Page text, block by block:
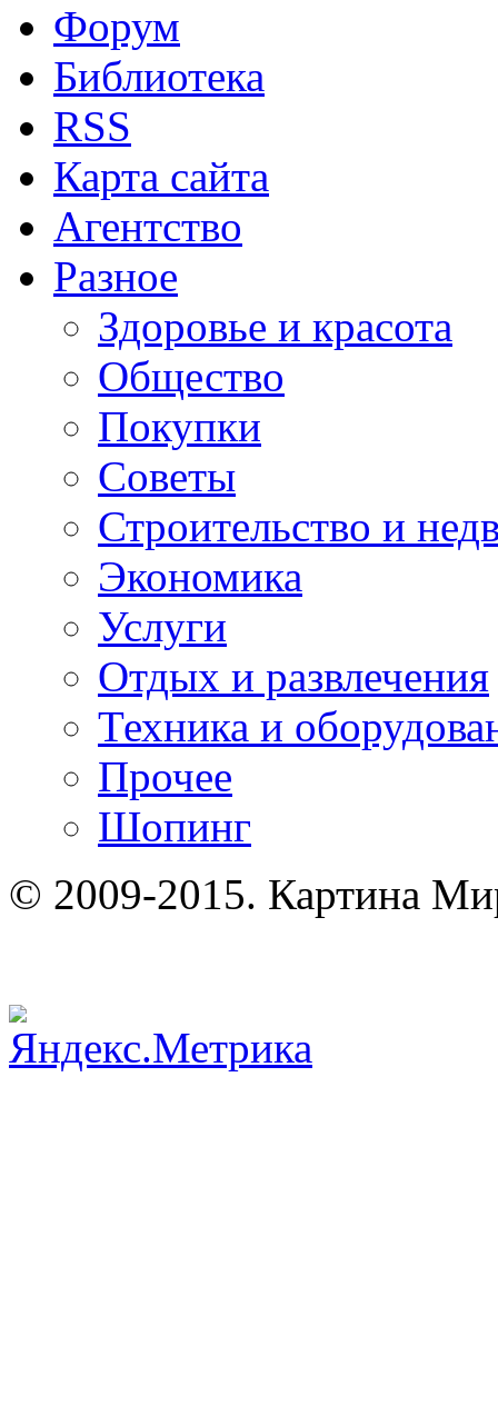
Форум
Библиотека
RSS
Карта сайта
Агентство
Разное
Здоровье и красота
Общество
Покупки
Советы
Строительство и
Экономика
Услуги
Отдых и развлечения
Техника и
Прочее
Шопинг
© 2009-2015. Картина